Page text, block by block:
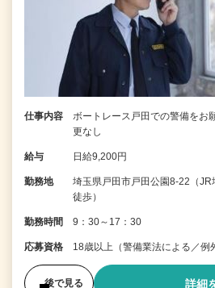
仕事内容
ボートレース戸田での警備を
更なし
給与 日給9,200円
勤務地
埼玉県戸田市戸田公園8-22（JR
徒歩）
勤務時間 9：30～17：30
応募資格 18歳以上（警備業法による／例
後で見る 詳細